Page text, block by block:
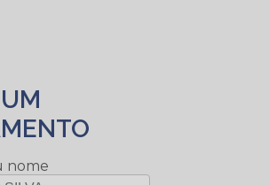
nome